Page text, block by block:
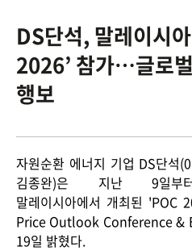
Sustainability
Environmental
Social
Governance
Report
DS단석, 말레이시
2026’ 참가…글로
행보
자원순환 에너지 기업 DS단석
김종완)은 지난9일부
말레이시아에서 개최된 'POC
Price Outlook Conference &
19일 밝혔다.